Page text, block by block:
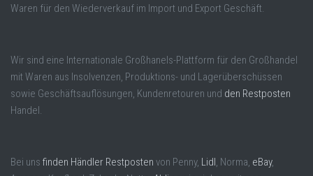
Waren für den Wiederverkauf im Import und Export Geschäft.
Wir sind eine Internationale Großhanels-Plattform für den Großhandel
mit Waren aus Insolvenzen, Produktions- und Lagerüberschüssen
sowie Geschäftsauflösungen, Kundenretouren und den Restposten
Handel.
Bei uns finden Händler Restposten von Penny, Lidl , Norma, eBay,